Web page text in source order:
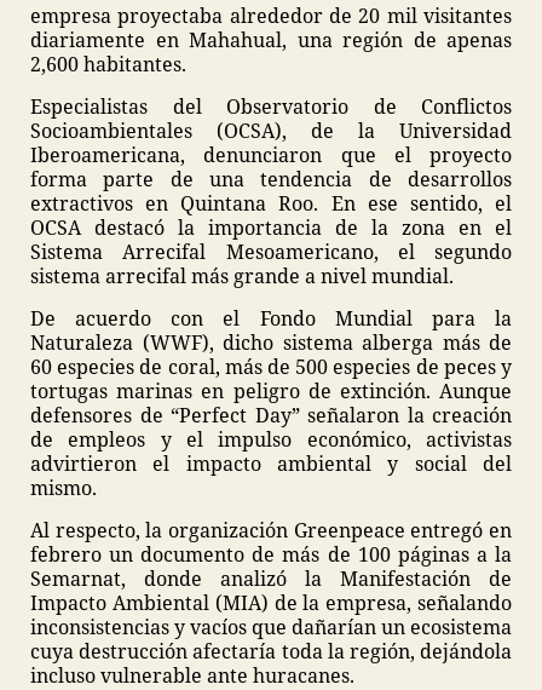
empresa proyectaba alrededor de 20 mil visitantes
diariamente en Mahahual, una región de apenas
2,600 habitantes.
Especialistas del Observatorio de Conflictos
Socioambientales (OCSA), de la Universidad
Iberoamericana, denunciaron que el proyecto
forma parte de una tendencia de desarrollos
extractivos en Quintana Roo. En ese sentido, el
OCSA destacó la importancia de la zona en el
Sistema Arrecifal Mesoamericano, el segundo
sistema arrecifal más grande a nivel mundial.
De acuerdo con el Fondo Mundial para la
Naturaleza (WWF), dicho sistema alberga más de
60 especies de coral, más de 500 especies de peces y
tortugas marinas en peligro de extinción. Aunque
defensores de “Perfect Day” señalaron la creación
de empleos y el impulso económico, activistas
advirtieron el impacto ambiental y social del
mismo.
Al respecto, la organización Greenpeace entregó en
febrero un documento de más de 100 páginas a la
Semarnat, donde analizó la Manifestación de
Impacto Ambiental (MIA) de la empresa, señalando
inconsistencias y vacíos que dañarían un ecosistema
cuya destrucción afectaría toda la región, dejándola
incluso vulnerable ante huracanes.